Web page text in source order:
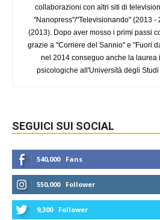
collaborazioni con altri siti di
"Nanopress"/"Televisionando" (2013 -
(2013). Dopo aver mosso i primi passi
grazie a "Corriere del Sannio" e "Fuori
nel 2014 conseguo anche la laurea
psicologiche all'Università degli
SEGUICI SUI SOCIAL
540,000 Fans
550,000 Follower
9,300 Follower